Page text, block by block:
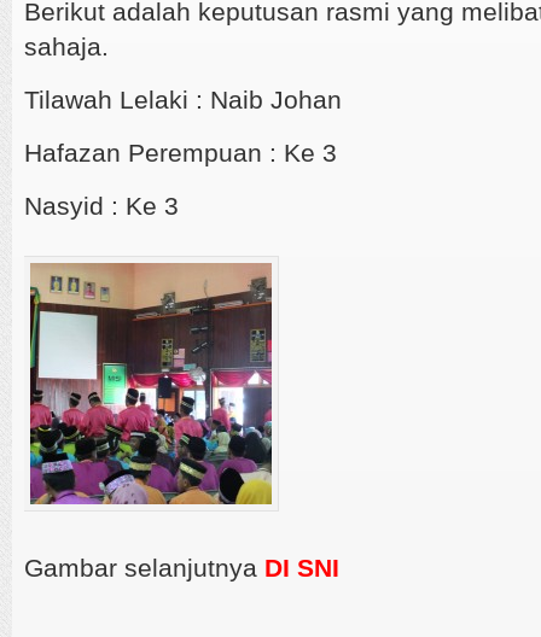
Berikut adalah keputusan rasmi yang
sahaja.
Tilawah Lelaki : Naib Johan
Hafazan Perempuan : Ke 3
Nasyid : Ke 3
Gambar selanjutnya DI SNI